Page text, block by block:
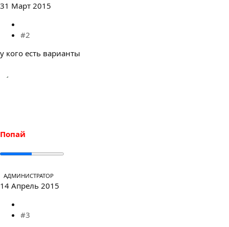
31 Март 2015
#2
у кого есть варианты
Попай
АДМИНИСТРАТОР
14 Апрель 2015
#3